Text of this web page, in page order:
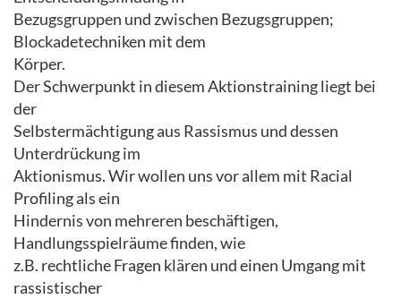
Bezugsgruppen und zwischen Bezugsgruppen;
Blockadetechniken mit dem
Körper.
Der Schwerpunkt in diesem Aktionstraining liegt bei
der
Selbstermächtigung aus Rassismus und dessen
Unterdrückung im
Aktionismus. Wir wollen uns vor allem mit Racial
Profiling als ein
Hindernis von mehreren beschäftigen,
Handlungsspielräume finden, wie
z.B. rechtliche Fragen klären und einen Umgang mit
rassistischer